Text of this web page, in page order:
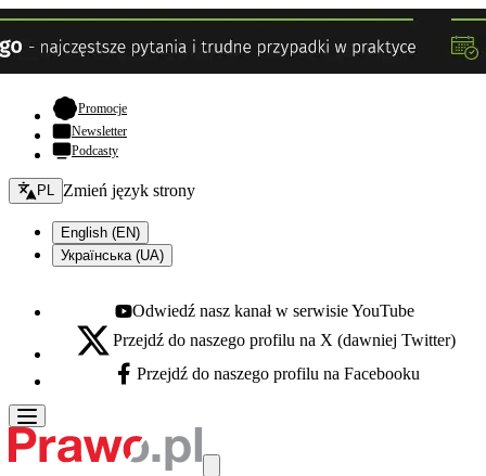
Promocje- otwiera się w nowej karcie
Newsletter
Podcasty
Zmień język - bieżący:
PL Zmień język strony
English (EN)
Українська (UA)
Youtube - otwiera się w nowej karcie
Odwiedź nasz kanał w serwisie YouTube
X - otwiera się w nowej karcie
Przejdź do naszego profilu na X (dawniej Twitter)
Facebook - otwiera się w nowej karcie
Przejdź do naszego profilu na Facebooku